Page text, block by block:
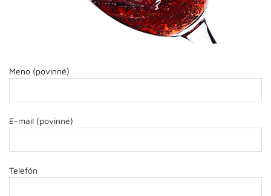
Meno (povinné)
E-mail (povinné)
Telefón